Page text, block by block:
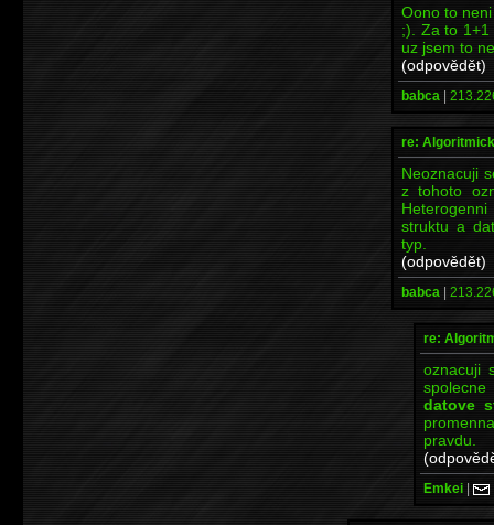
Oono to
;). Za to 1+1
uz jsem to
(odpovědět)
babca |
re:
Neoznacuji
z tohoto
struktu a
typ.
(odpovědět)
babca |
re:
oznacuji
datove
pravdu.
Emkei |